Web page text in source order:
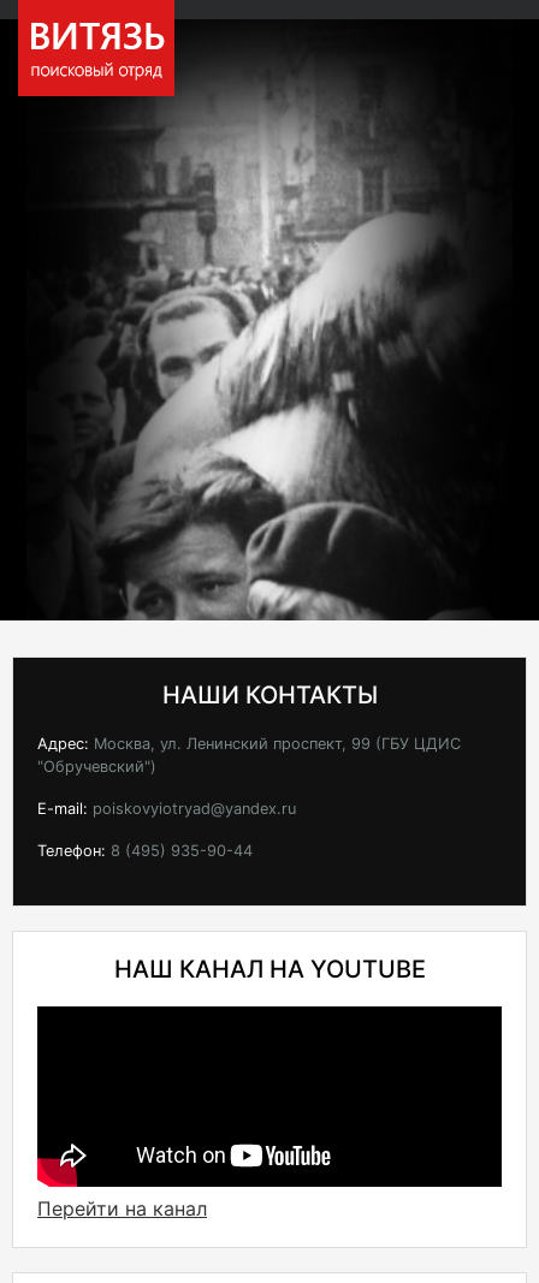
НАШИ КОНТАКТЫ
Адрес: Москва, ул. Ленинский проспект, 99 (ГБУ ЦДИС
"Обручевский")
E-mail: poiskovyiotryad@yandex.ru
Телефон: 8 (495) 935-90-44
НАШ КАНАЛ НА YOUTUBE
Перейти на канал